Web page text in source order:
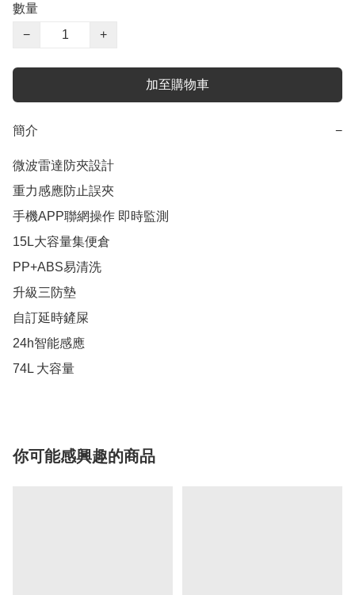
數量
−
+
加至購物車
簡介 −
微波雷達防夾設計
重力感應防止誤夾
手機APP聯網操作 即時監測
15L大容量集便倉
PP+ABS易清洗
升級三防墊
自訂延時鏟屎
24h智能感應
74L 大容量
你可能感興趣的商品